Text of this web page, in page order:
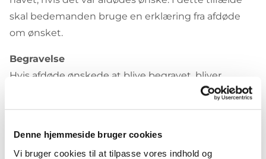
Denne hjemmeside bruger cookies
Vi bruger cookies til at tilpasse vores indhold og
skal bedemanden bruge en erklæring fra afdøde
om ønsket.
Begravelse
Hvis afdøde ønskede at blive begravet, bliver
højtideligheden holdt i kirken eller et kapel,
hvorefter kisten bliver kørt ud til graven, hvor
Samtale med præsten